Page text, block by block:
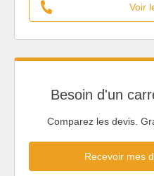
Voir
Besoin d'un
Comparez les devis.
Recevoir mes